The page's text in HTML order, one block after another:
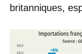
britanniques,